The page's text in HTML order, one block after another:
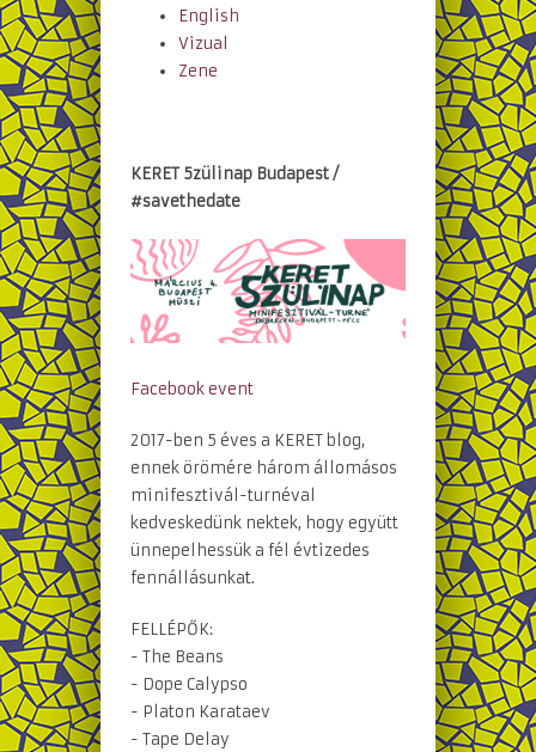
English
Vizual
Zene
KERET 5zülinap Budapest /
#savethedate
Facebook event
2017-ben 5 éves a KERET blog,
ennek örömére három állomásos
minifesztivál-turnéval
kedveskedünk nektek, hogy együtt
ünnepelhessük a fél évtizedes
fennállásunkat.
FELLÉPŐK:
- The Beans
- Dope Calypso
- Platon Karataev
- Tape Delay